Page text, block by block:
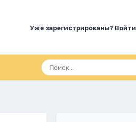
Уже зарегистрированы? Войти